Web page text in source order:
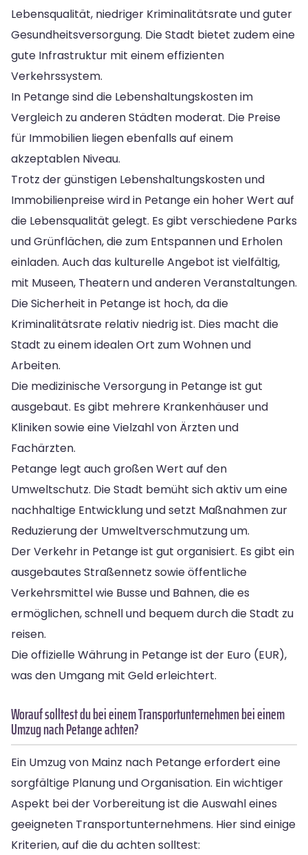
Lebensqualität, niedriger Kriminalitätsrate und guter
Gesundheitsversorgung. Die Stadt bietet zudem eine
gute Infrastruktur mit einem effizienten
Verkehrssystem.
In Petange sind die Lebenshaltungskosten im
Vergleich zu anderen Städten moderat. Die Preise
für Immobilien liegen ebenfalls auf einem
akzeptablen Niveau.
Trotz der günstigen Lebenshaltungskosten und
Immobilienpreise wird in Petange ein hoher Wert auf
die Lebensqualität gelegt. Es gibt verschiedene Parks
und Grünflächen, die zum Entspannen und Erholen
einladen. Auch das kulturelle Angebot ist vielfältig,
mit Museen, Theatern und anderen Veranstaltungen.
Die Sicherheit in Petange ist hoch, da die
Kriminalitätsrate relativ niedrig ist. Dies macht die
Stadt zu einem idealen Ort zum Wohnen und
Arbeiten.
Die medizinische Versorgung in Petange ist gut
ausgebaut. Es gibt mehrere Krankenhäuser und
Kliniken sowie eine Vielzahl von Ärzten und
Fachärzten.
Petange legt auch großen Wert auf den
Umweltschutz. Die Stadt bemüht sich aktiv um eine
nachhaltige Entwicklung und setzt Maßnahmen zur
Reduzierung der Umweltverschmutzung um.
Der Verkehr in Petange ist gut organisiert. Es gibt ein
ausgebautes Straßennetz sowie öffentliche
Verkehrsmittel wie Busse und Bahnen, die es
ermöglichen, schnell und bequem durch die Stadt zu
reisen.
Die offizielle Währung in Petange ist der Euro (EUR),
was den Umgang mit Geld erleichtert.
Worauf solltest du bei einem Transportunternehmen bei einem
Umzug nach Petange achten?
Ein Umzug von Mainz nach Petange erfordert eine
sorgfältige Planung und Organisation. Ein wichtiger
Aspekt bei der Vorbereitung ist die Auswahl eines
geeigneten Transportunternehmens. Hier sind einige
Kriterien, auf die du achten solltest: